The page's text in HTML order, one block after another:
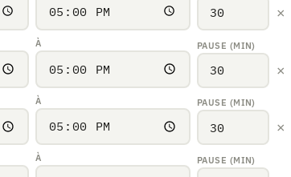
×
À PAUSE (MIN)
×
À PAUSE (MIN)
×
À PAUSE (MIN)